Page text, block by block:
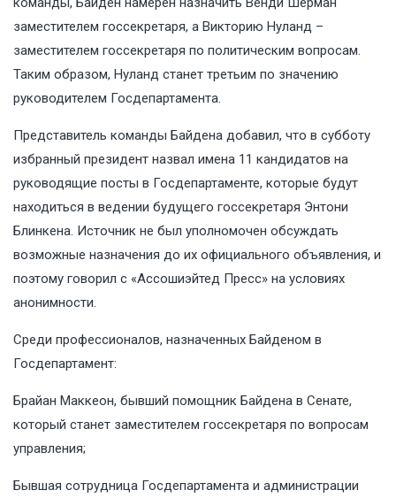
заместителем госсекретаря, а Викторию Нуланд –
заместителем госсекретаря по политическим вопросам.
Таким образом, Нуланд станет третьим по значению
руководителем Госдепартамента.
Представитель команды Байдена добавил, что в субботу
избранный президент назвал имена 11 кандидатов на
руководящие посты в Госдепартаменте, которые будут
находиться в ведении будущего госсекретаря Энтони
Блинкена. Источник не был уполномочен обсуждать
возможные назначения до их официального объявления, и
поэтому говорил с «Ассошиэйтед Пресс» на условиях
анонимности.
Среди профессионалов, назначенных Байденом в
Госдепартамент:
Брайан Маккеон, бывший помощник Байдена в Сенате,
который станет заместителем госсекретаря по вопросам
управления;
Бывшая сотрудница Госдепартамента и администрации